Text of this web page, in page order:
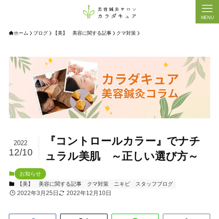
MENU
ホーム ブログ 【美】 美容に関する記事 クマ対策
『コントロールカラー』でナチ
ュラル美肌 ～正しい選び方～
2022
12/10
お知らせ
【美】 美容に関する記事
クマ対策 ニキビ スタッフブログ
2022年3月25日 2022年12月10日